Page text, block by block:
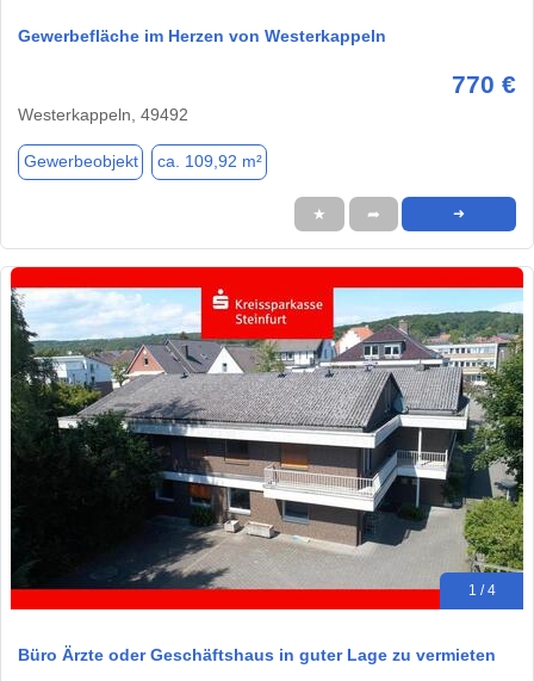
Gewerbefläche im Herzen von Westerkappeln
770 €
Westerkappeln, 49492
Gewerbeobjekt ca. 109,92 m²
★ ➦ ➜
1 / 4
Büro Ärzte oder Geschäftshaus in guter Lage zu vermieten